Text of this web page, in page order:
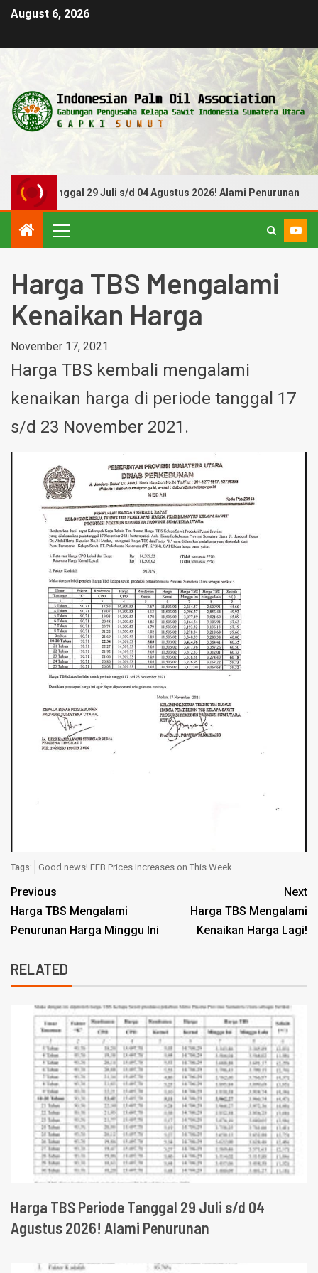
August 6, 2026
Tanggal 29 Juli s/d 04 Agustus 2026! Alami Penurunan
Harga TBS Mengalami
Kenaikan Harga
November 17, 2021
Harga TBS kembali mengalami
kenaikan harga di periode tanggal 17
s/d 23 November 2021.
Tags: Good news! FFB Prices Increases on This Week
Previous
Harga TBS Mengalami
Penurunan Harga Minggu Ini
Next
Harga TBS Mengalami
Kenaikan Harga Lagi!
RELATED
Harga TBS Periode Tanggal 29 Juli s/d 04
Agustus 2026! Alami Penurunan